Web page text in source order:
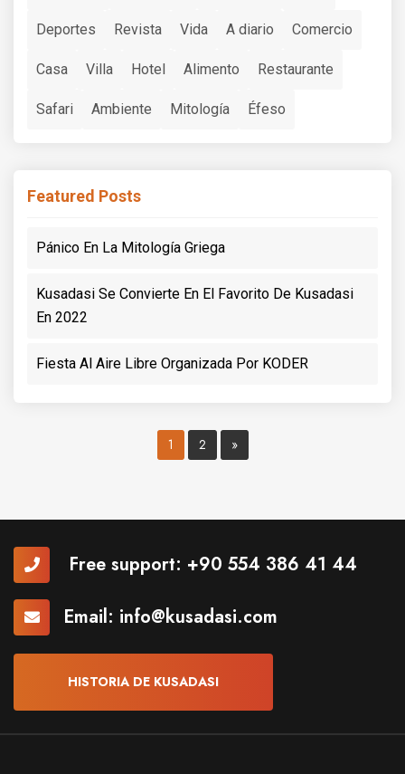
Deportes Revista Vida A diario Comercio
Casa Villa Hotel Alimento Restaurante
Safari Ambiente Mitología Éfeso
Featured Posts
Pánico En La Mitología Griega
Kusadasi Se Convierte En El Favorito De Kusadasi
En 2022
Fiesta Al Aire Libre Organizada Por KODER
1 2 »
Free support: +90 554 386 41 44
Email: info@kusadasi.com
HISTORIA DE KUSADASI